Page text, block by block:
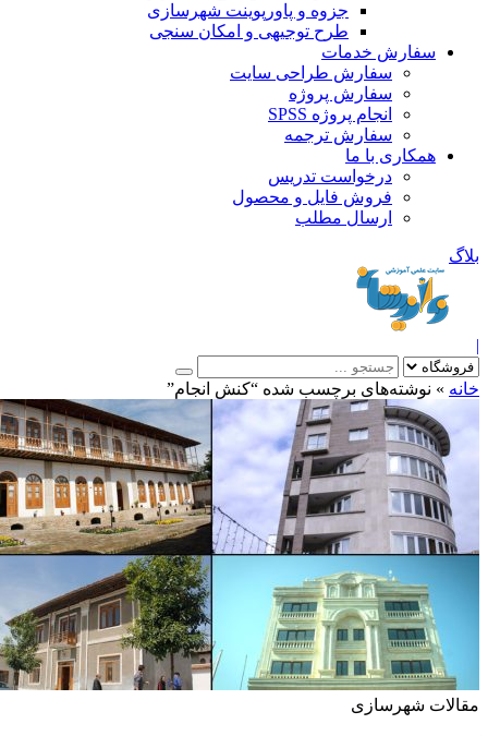
جزوه و پاورپوینت شهرسازی
طرح توجیهی و امکان سنجی
سفارش خدمات
سفارش طراحی سایت
سفارش پروژه
انجام پروژه SPSS
سفارش ترجمه
همکاری با ما
درخواست تدریس
فروش فایل و محصول
ارسال مطلب
»نوشته‌های برچسب شده “کنش انجام”
شهرسازی